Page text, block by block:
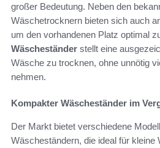
großer Bedeutung. Neben den
Wäschetrocknern bieten sich auch
um den vorhandenen Platz optimal
Wäscheständer stellt eine
Wäsche zu trocknen, ohne unnötig
nehmen.
Kompakter Wäscheständer im
Der Markt bietet verschiedene
Wäscheständern, die ideal für kleine